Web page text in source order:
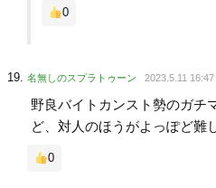
0
名無しのスプラトゥーン 2023.5.11 16:47
野良バイトカンスト勢のガチ
ど、対人のほうがよっぽど難
0